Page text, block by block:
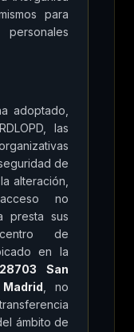
para
adoptado,
las
de
alteración,
no
presta sus
de
en la
San
, no
ámbito de